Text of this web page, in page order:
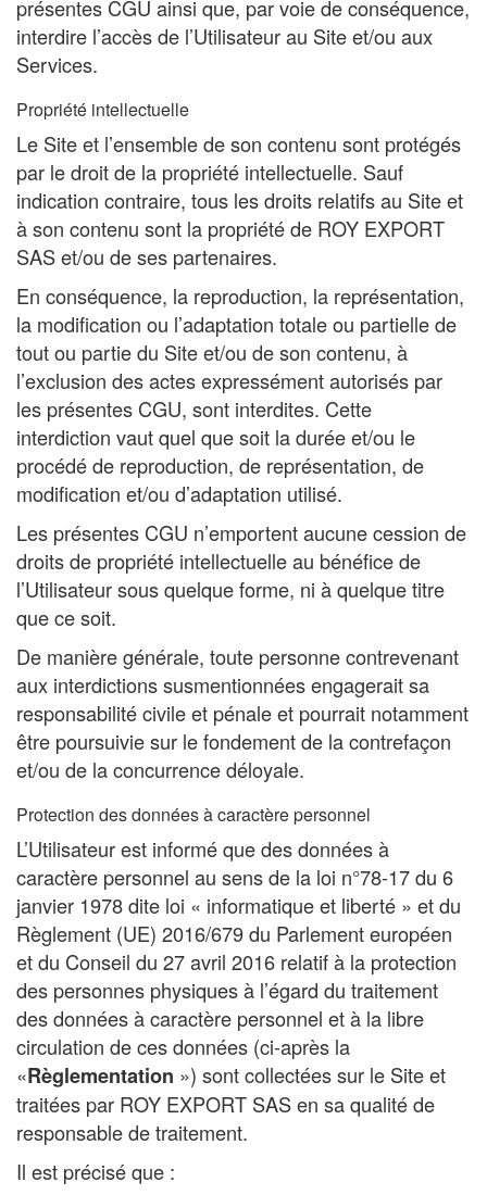
présentes CGU ainsi que, par voie de conséquence,
interdire l’accès de l’Utilisateur au Site et/ou aux
Services.
Propriété intellectuelle
Le Site et l’ensemble de son contenu sont protégés
par le droit de la propriété intellectuelle. Sauf
indication contraire, tous les droits relatifs au Site et
à son contenu sont la propriété de ROY EXPORT
SAS et/ou de ses partenaires.
En conséquence, la reproduction, la représentation,
la modification ou l’adaptation totale ou partielle de
tout ou partie du Site et/ou de son contenu, à
l’exclusion des actes expressément autorisés par
les présentes CGU, sont interdites. Cette
interdiction vaut quel que soit la durée et/ou le
procédé de reproduction, de représentation, de
modification et/ou d’adaptation utilisé.
Les présentes CGU n’emportent aucune cession de
droits de propriété intellectuelle au bénéfice de
l’Utilisateur sous quelque forme, ni à quelque titre
que ce soit.
De manière générale, toute personne contrevenant
aux interdictions susmentionnées engagerait sa
responsabilité civile et pénale et pourrait notamment
être poursuivie sur le fondement de la contrefaçon
et/ou de la concurrence déloyale.
Protection des données à caractère personnel
L’Utilisateur est informé que des données à
caractère personnel au sens de la loi n°78-17 du 6
janvier 1978 dite loi « informatique et liberté » et du
Règlement (UE) 2016/679 du Parlement européen
et du Conseil du 27 avril 2016 relatif à la protection
des personnes physiques à l’égard du traitement
des données à caractère personnel et à la libre
circulation de ces données (ci-après la
«Règlementation ») sont collectées sur le Site et
traitées par ROY EXPORT SAS en sa qualité de
responsable de traitement.
Il est précisé que :